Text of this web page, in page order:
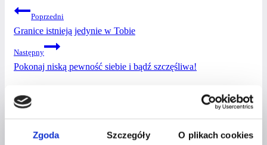
Zgoda Szczegóły O plikach cookies
NAWIGACJA
WPISU
Poprzedni
Granice istnieją jedynie w Tobie
Następny
Pokonaj niską pewność siebie i bądź szczęśliwa!
PODOBNE WPISY